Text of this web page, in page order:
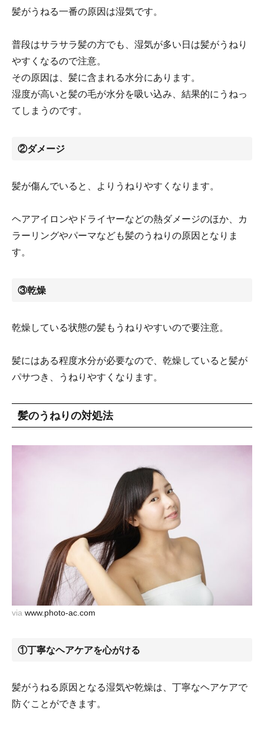
髪がうねる一番の原因は湿気です。
普段はサラサラ髪の方でも、湿気が多い日は髪がうねり
やすくなるので注意。
その原因は、髪に含まれる水分にあります。
湿度が高いと髪の毛が水分を吸い込み、結果的にうねっ
てしまうのです。
②ダメージ
髪が傷んでいると、よりうねりやすくなります。
ヘアアイロンやドライヤーなどの熱ダメージのほか、カ
ラーリングやパーマなども髪のうねりの原因となりま
す。
③乾燥
乾燥している状態の髪もうねりやすいので要注意。
髪にはある程度水分が必要なので、乾燥していると髪が
パサつき、うねりやすくなります。
髪のうねりの対処法
via www.photo-ac.com
①丁寧なヘアケアを心がける
髪がうねる原因となる湿気や乾燥は、丁寧なヘアケアで
防ぐことができます。